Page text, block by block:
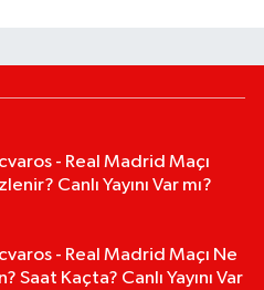
- Real Madrid Maçı
Canlı Yayını Var mı?
- Real Madrid Maçı Ne
Saat Kaçta? Canlı Yayını Var